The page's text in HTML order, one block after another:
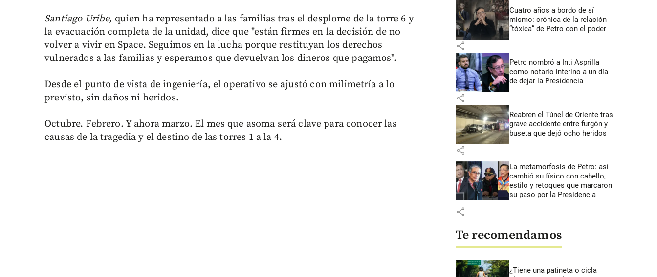
Santiago Uribe, quien ha representado a las familias tras el desplome de la torre 6 y
la evacuación completa de la unidad, dice que "están firmes en la decisión de no
volver a vivir en Space. Seguimos en la lucha porque restituyan los derechos
vulnerados a las familias y esperamos que devuelvan los dineros que pagamos".
Desde el punto de vista de ingeniería, el operativo se ajustó con milimetría a lo
previsto, sin daños ni heridos.
Octubre. Febrero. Y ahora marzo. El mes que asoma será clave para conocer las
causas de la tragedia y el destino de las torres 1 a la 4.
Cuatro años a bordo de sí
mismo: crónica de la relación
“tóxica” de Petro con el poder
share
Petro nombró a Inti Asprilla
como notario interino a un día
de dejar la Presidencia
share
Reabren el Túnel de Oriente tras
grave accidente entre furgón y
buseta que dejó ocho heridos
share
La metamorfosis de Petro: así
cambió su físico con cabello,
estilo y retoques que marcaron
su paso por la Presidencia
share
Te recomendamos
¿Tiene una patineta o cicla